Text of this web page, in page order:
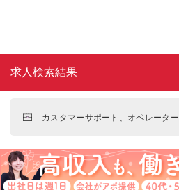
求人検索結果
カスタマーサポート、オペレーター